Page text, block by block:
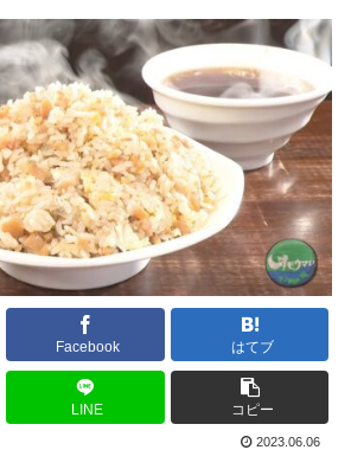
Facebook はてブ
LINE コピー
2023.06.06